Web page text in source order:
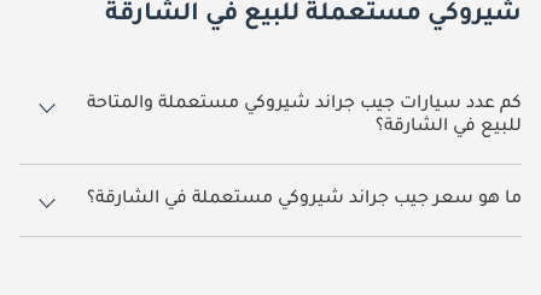
شيروكي مستعملة للبيع في الشارقة
كم عدد سيارات جيب جراند شيروكي مستعملة والمتاحة
للبيع في الشارقة؟
5 سيارة جيب جراند شيروكي مستعملة متوفرة للبيع في الشارقة.
ما هو سعر جيب جراند شيروكي مستعملة في الشارقة؟
يبدأ سعر سيارة جيب جراند شيروكي مستعملة في الشارقة 25,000.